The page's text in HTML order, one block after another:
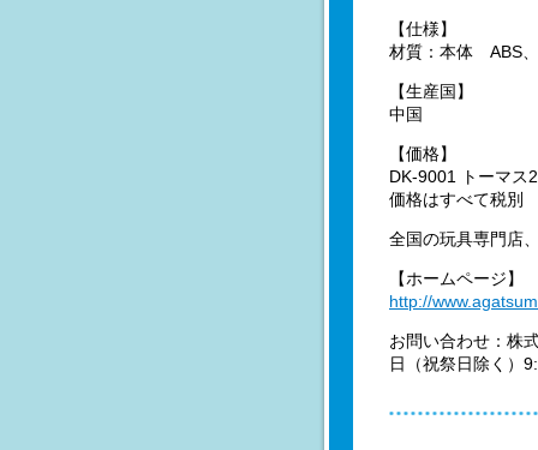
【仕様】
材質：本体 ABS、
【生産国】
中国
【価格】
DK-9001 トーマス
価格はすべて税別
全国の玩具専門店
【ホームページ】
http://
お問い合わせ：
日（祝祭日除く）